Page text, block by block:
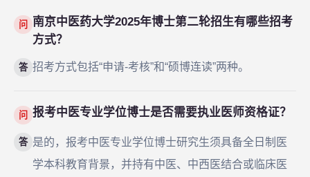
问
南京中医药大学2025年博士第二轮招生有哪些招考
方式？
答 招考方式包括“申请-考核”和“硕博连读”两种。
问 报考中医专业学位博士是否需要执业医师资格证？
答 是的，报考中医专业学位博士研究生须具备全日制医
学本科教育背景，并持有中医、中西医结合或临床医